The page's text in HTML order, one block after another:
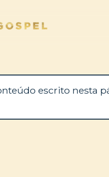
escrito nesta